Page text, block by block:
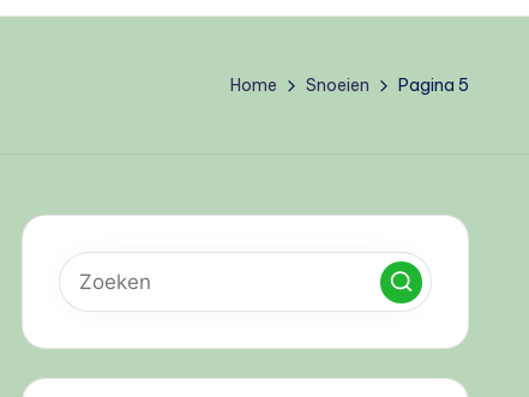
Home Snoeien Pagina 5